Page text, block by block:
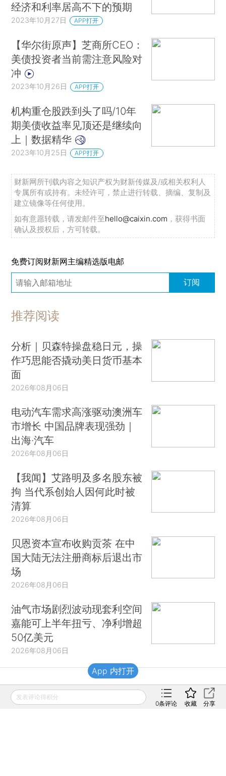
经济和利率居高不下的预期
2023年10月27日 APP打开
【华尔街原声】芝商所CEO：
美债投资者当前需注意风险对
冲
2023年10月26日 APP打开
机构重仓股跌到头了吗/10年
期美债收益率见顶还是继续向
上｜数据精华
2023年10月25日 APP打开
财新网所刊载内容之知识产权为财新传媒及/或相关权利人
专属所有或持有。未经许可，禁止进行转载、摘编、复制及
建立镜像等任何使用。
如有意愿转载，请发邮件至hello@caixin.com ，获得书面
确认及授权后，方可转载。
免费订阅财新网主编精选版电邮
订阅
推荐阅读
分析｜贝森特操盘稳日元，操
作巧思能否撬动美日货币基本
面
2026年08月06日
电动汽车需求高涨驱动澳洲车
市增长 中国品牌表现强劲｜
出海·汽车
2026年08月06日
【我闻】艾路明及多名股东被
拘 当代系创始人因何此时被
清算
2026年08月06日
贝恩资本宣布收购贡茶 在中
国大陆无法注册商标后退出市
场
2026年08月06日
油气市场剧烈波动现套利空间
嘉能可上半年扭亏、净利增超
50亿美元
2026年08月06日
财新移动
发表评论得积分
0条评论 收藏 分享
App 内打开